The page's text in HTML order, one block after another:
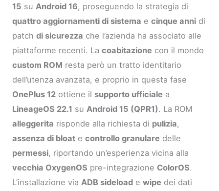
15 su Android 16, proseguendo la strategia di
quattro aggiornamenti di sistema ecinque anni di
patchdi sicurezza che l’azienda ha associato alle
piattaforme recenti. Lacoabitazione con il mondo
custom ROM resta però un tratto identitario
dell’utenza avanzata, e proprio in questa fase
OnePlus 12 ottiene il supporto ufficiale a
LineageOS 22.1 su Android 15 (QPR1). La ROM
alleggerita risponde alla richiesta di pulizia,
assenza di bloat econtrollo granulare delle
permessi, riportando un’esperienza vicina alla
vecchia OxygenOS pre-integrazione ColorOS.
L’installazione via ADB sideload ewipe dei dati